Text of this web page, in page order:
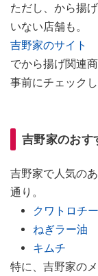
ただし、から揚
いない店舗も。
吉野家のサイト
でから揚げ関連
事前にチェック
吉野家のおす
吉野家で人気の
通り。
クワトロチ
ねぎラー油
キムチ
特に、吉野家の